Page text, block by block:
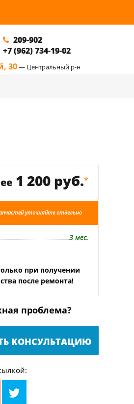
209-902
+7 (962) 734-19-02
30— Центральный р-н
1 200 руб.*
уточняйте отдельно
3 мес.
при получении
после ремонта!
проблема?
КОНСУЛЬТАЦИЮ